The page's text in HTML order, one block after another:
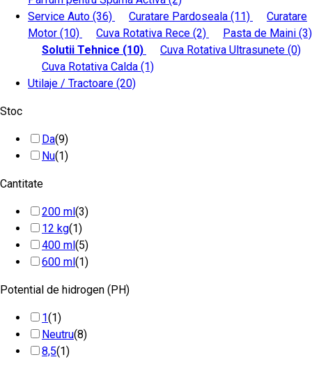
Service Auto (36) Curatare Pardoseala (11)
Curatare
Motor (10) Cuva Rotativa Rece (2) Pasta de Maini (3)
Solutii Tehnice (10) Cuva Rotativa Ultrasunete (0)
Cuva Rotativa Calda (1)
Utilaje / Tractoare (20)
Stoc
Da(9)
Nu(1)
Cantitate
200 ml(3)
12 kg(1)
400 ml(5)
600 ml(1)
Potential de hidrogen (PH)
1(1)
Neutru(8)
8,5(1)